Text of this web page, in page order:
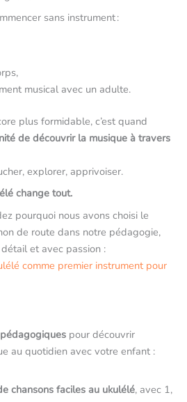
sans instrument :
musical avec un adulte.
plus formidable, c’est quand
de découvrir la musique à travers
explorer, apprivoiser.
change tout.
pourquoi nous avons choisi le
de route dans notre pédagogie,
et avec passion :
comme premier instrument pour
pour découvrir
au quotidien avec votre enfant :
chansons faciles au ukulélé, avec 1,